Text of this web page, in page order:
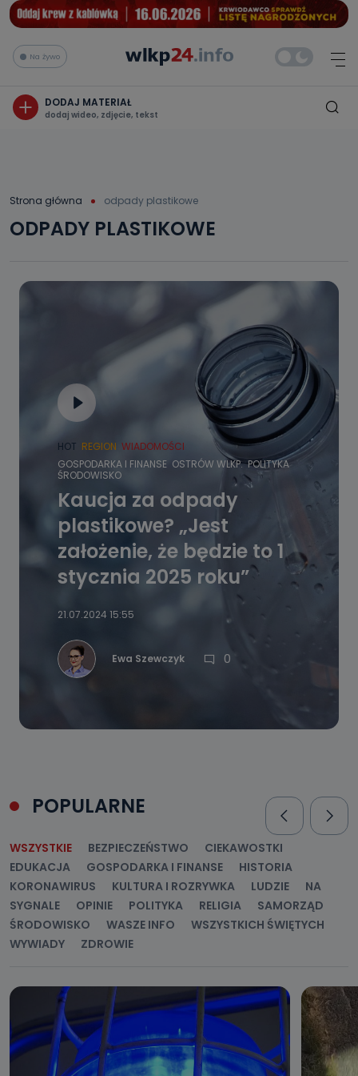
Na żywo
DODAJ MATERIAŁ
dodaj wideo, zdjęcie, tekst
Strona główna odpady plastikowe
ODPADY PLASTIKOWE
HOT REGION WIADOMOŚCI
GOSPODARKA I FINANSE OSTRÓW WLKP. POLITYKA
ŚRODOWISKO
Kaucja za odpady
plastikowe? „Jest
założenie, że będzie to 1
stycznia 2025 roku”
21.07.2024 15:55
Ewa Szewczyk 0
POPULARNE
WSZYSTKIE BEZPIECZEŃSTWO
CIEKAWOSTKI
EDUKACJA
GOSPODARKA I FINANSE
HISTORIA
KORONAWIRUS
KULTURA I ROZRYWKA LUDZIE
NA
SYGNALE
OPINIE POLITYKA RELIGIA
SAMORZĄD
ŚRODOWISKO
WASZE INFO
WSZYSTKICH ŚWIĘTYCH
WYWIADY
ZDROWIE